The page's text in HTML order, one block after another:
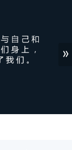
»